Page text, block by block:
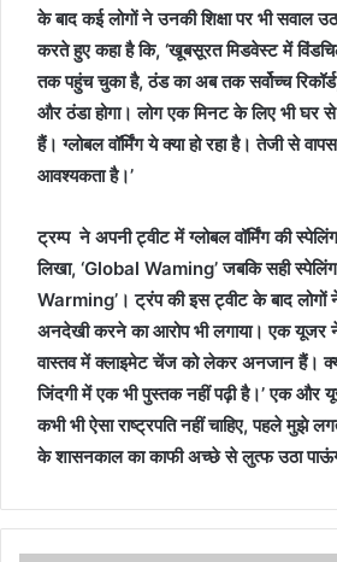
के बाद कई लोगों ने उनकी शिक्षा पर भी सवाल
करते हुए कहा है कि, ‘खूबसूरत मिडवेस्‍ट में
तक पहुंच चुका है, ठंड का अब तक सर्वोच्‍च
और ठंडा होगा। लोग एक मिनट के लिए भी घर
हैं। ग्‍लोबल वॉर्मिंग ये क्‍या हो रहा है। तेजी से
आवश्यकता है।’
ट्रम्प ने अपनी ट्वीट में ग्‍लोबल वॉर्मिंग की
लिखा, ‘Global Waming’ जबकि सही स्‍पेलिंग
Warming’। ट्रंप की इस ट्वीट के बाद
अनदेखी करने का आरोप भी लगाया। एक यूजर
वास्‍तव में क्‍लाइमेट चेंज को लेकर अनजान हैं।
जिंदगी में एक भी पुस्तक नहीं पढ़ी है।’ एक और
कभी भी ऐसा राष्‍ट्रपति नहीं चाहिए, पहले मुझे
के शासनकाल का काफी अच्‍छे से लुत्‍फ उठा